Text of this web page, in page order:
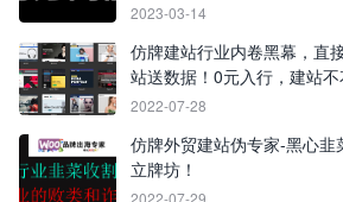
2023-03-14
仿牌建站行业内卷黑幕，直
站送数据！0元入行，建站不
2022-07-28
仿牌外贸建站伪专家-黑心
立牌坊！
2022-07-29